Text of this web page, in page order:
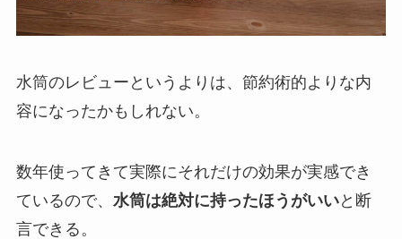
水筒のレビューというよりは、節約術的よりな内
容になったかもしれない。
数年使ってきて実際にそれだけの効果が実感でき
ているので、 水筒は絶対に持ったほうがいいと断
言できる。